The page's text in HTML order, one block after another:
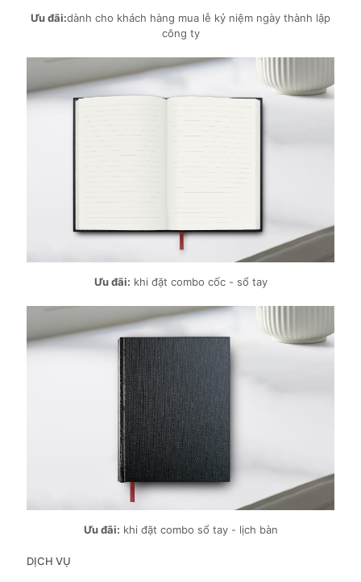
Ưu đãi:dành cho khách hàng mua lễ kỷ niệm ngày thành lập
công ty
Ưu đãi: khi đặt combo cốc - sổ tay
Ưu đãi: khi đặt combo sổ tay - lịch bàn
DỊCH VỤ